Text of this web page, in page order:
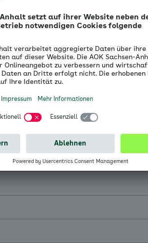
passend für unterschiedliche
Die große Vielfalt zeigt, dass